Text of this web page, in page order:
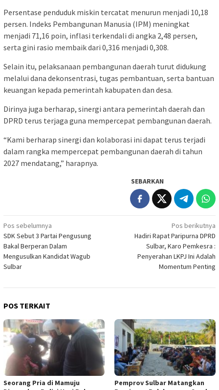
Persentase penduduk miskin tercatat menurun menjadi 10,18
persen. Indeks Pembangunan Manusia (IPM) meningkat
menjadi 71,16 poin, inflasi terkendali di angka 2,48 persen,
serta gini rasio membaik dari 0,316 menjadi 0,308.
Selain itu, pelaksanaan pembangunan daerah turut didukung
melalui dana dekonsentrasi, tugas pembantuan, serta bantuan
keuangan kepada pemerintah kabupaten dan desa.
Dirinya juga berharap, sinergi antara pemerintah daerah dan
DPRD terus terjaga guna mempercepat pembangunan daerah.
“Kami berharap sinergi dan kolaborasi ini dapat terus terjadi
dalam rangka mempercepat pembangunan daerah di tahun
2027 mendatang,” harapnya.
SEBARKAN
Navigasi
pos
Pos sebelumnya
SDK Sebut 3 Partai Pengusung
Bakal Berperan Dalam
Mengusulkan Kandidat Wagub
Sulbar
Pos berikutnya
Hadiri Rapat Paripurna DPRD
Sulbar, Karo Pemkesra :
Penyerahan LKPJ Ini Adalah
Momentum Penting
POS TERKAIT
Seorang Pria di Mamuju
Pemprov Sulbar Matangkan